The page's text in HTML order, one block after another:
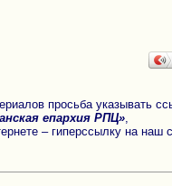
просьба указывать
епархия РПЦ»
– гиперссылку на наш